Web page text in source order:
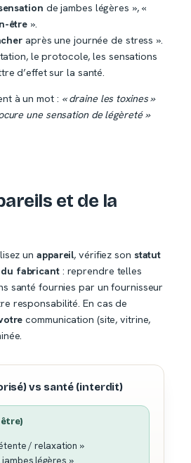
de jambes légères », «
être ».
après une journée de stress ».
le protocole, les sensations
d’effet sur la santé.
à un mot : « draine les toxines »
une sensation de légèreté »
et de la
un appareil, vérifiez son statut
fabricant: reprendre telles
santé fournies par un fournisseur
responsabilité. En cas de
communication (site, vitrine,
vs santé (interdit)
/ relaxation »
légères »